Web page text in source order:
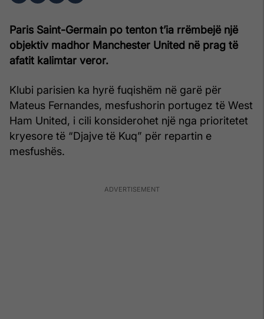
Paris Saint-Germain po tenton t’ia rrëmbejë një
objektiv madhor Manchester United në prag të
afatit kalimtar veror.
Klubi parisien ka hyrë fuqishëm në garë për
Mateus Fernandes, mesfushorin portugez të West
Ham United, i cili konsiderohet një nga prioritetet
kryesore të “Djajve të Kuq” për repartin e
mesfushës.